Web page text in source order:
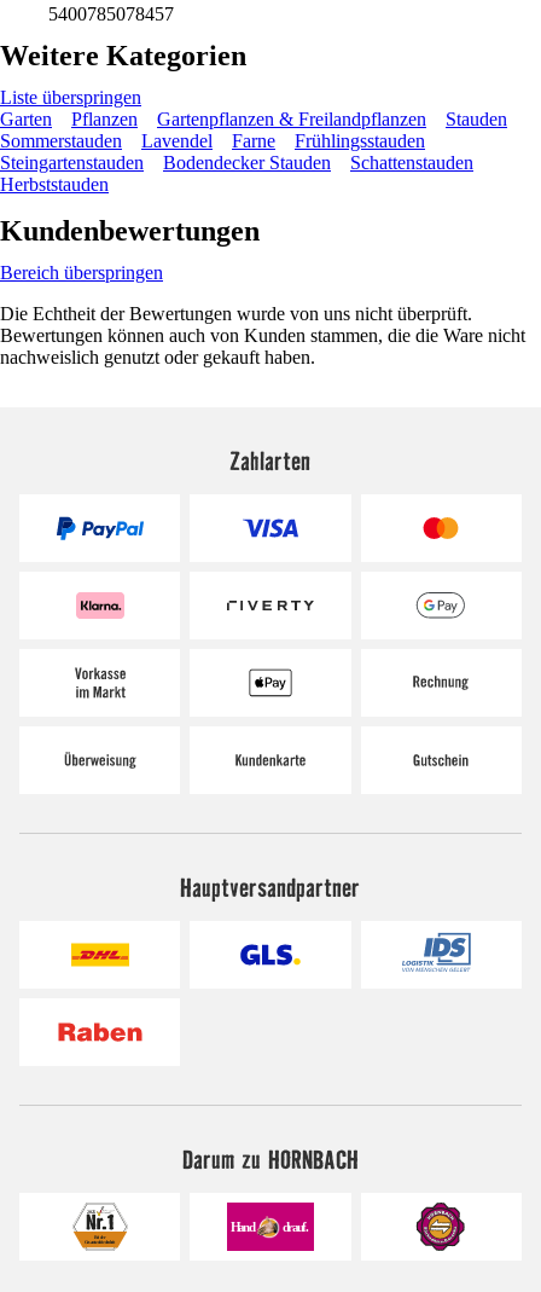
5400785078457
Weitere Kategorien
Liste überspringen
Garten
Pflanzen Gartenpflanzen & Freilandpflanzen
Stauden
Sommerstauden
Lavendel Farne
Frühlingsstauden
Steingartenstauden
Bodendecker Stauden
Schattenstauden
Herbststauden
Kundenbewertungen
Bereich überspringen
Die Echtheit der Bewertungen wurde von uns nicht überprüft.
Bewertungen können auch von Kunden stammen, die die Ware nicht
nachweislich genutzt oder gekauft haben.
Zahlarten
Hauptversandpartner
Darum zu HORNBACH